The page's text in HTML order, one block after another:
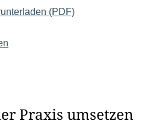
(PDF)
Praxis umsetzen